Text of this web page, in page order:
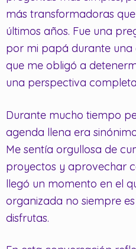
más transformadoras
últimos años. Fue una
por mi papá durante una
que me obligó a
una perspectiva
Durante mucho tiempo
agenda llena era
Me sentía orgullosa de
proyectos y aprovechar
llegó un momento en el
organizada no siempre
disfrutas.